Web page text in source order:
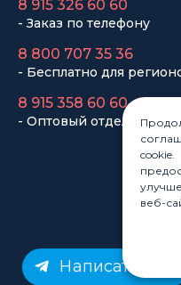
Написать нам
веб-